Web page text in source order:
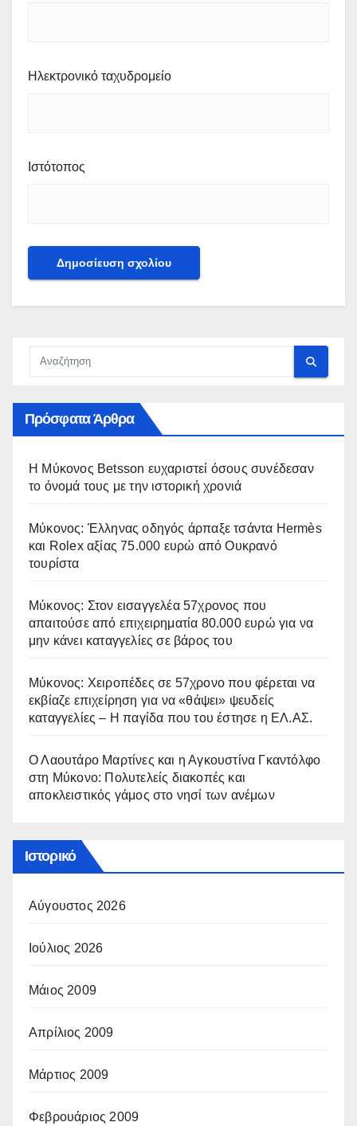
Ηλεκτρονικό ταχυδρομείο
Ιστότοπος
Πρόσφατα Άρθρα
Η Μύκονος Betsson ευχαριστεί όσους συνέδεσαν
το όνομά τους με την ιστορική χρονιά
Μύκονος: Έλληνας οδηγός άρπαξε τσάντα Hermès
και Rolex αξίας 75.000 ευρώ από Ουκρανό
τουρίστα
Μύκονος: Στον εισαγγελέα 57χρονος που
απαιτούσε από επιχειρηματία 80.000 ευρώ για να
μην κάνει καταγγελίες σε βάρος του
Μύκονος: Χειροπέδες σε 57χρονο που φέρεται να
εκβίαζε επιχείρηση για να «θάψει» ψευδείς
καταγγελίες – Η παγίδα που του έστησε η ΕΛ.ΑΣ.
Ο Λαουτάρο Μαρτίνες και η Αγκουστίνα Γκαντόλφο
στη Μύκονο: Πολυτελείς διακοπές και
αποκλειστικός γάμος στο νησί των ανέμων
Ιστορικό
Αύγουστος 2026
Ιούλιος 2026
Μάιος 2009
Απρίλιος 2009
Μάρτιος 2009
Φεβρουάριος 2009